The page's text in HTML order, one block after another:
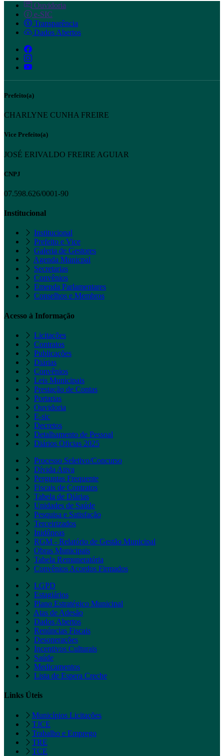
Ouvidoria
e-SIC
Transparência
Dados Abertos
Prefeito(a)
CHARLYNE CUNHA FREIRE
Vice Prefeito(a)
JOSÉ ERIVALDO FREIRE AGUIAR
CNPJ
07.598.626/0001-90
Institucional
Institucional
Prefeito e Vice
Galeria de Gestores
Agenda Municpal
Secretarias
Convênios
Emenda Parlamentares
Conselhos e Membros
Acesso à Informação
Licitações
Contratos
Publicações
Diárias
Convênios
Leis Municipais
Prestação de Contas
Portarias
Ouvidoria
E-sic
Decretos
Detalhamento de Pessoal
Diários Oficias 2025
Processo Seletivo/Concurso
Dívida Ativa
Perguntas Frequente
Fiscais de Contratos
Tabela de Diárias
Unidades de Saúde
Pesquisa e Satisfação
Terceirizados
Inidôneas
RGM - Relatório de Gestão Municipal
Obras Municipais
Tabela Remuneratória
Convênios Acordos Firmados
LGPD
Estagiários
Plano Estratégico Municipal
Atas de Adesão
Dados Abertos
Renúncias Fiscais
Desonerações
Incentivos Culturais
Saúde
Medicamentos
Lista de Espera Creche
Links Úteis
Municípios Licitações
TJCE
Trabalho e Emprego
TRE
TCE